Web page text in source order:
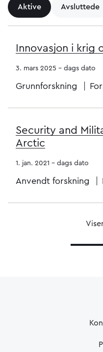
Aktive Avsluttede
Innovasjon i krig
3. mars 2025 - dags dato
Grunnforskning
Security and
Arctic
1. jan. 2021 - dags dato
Anvendt forskning